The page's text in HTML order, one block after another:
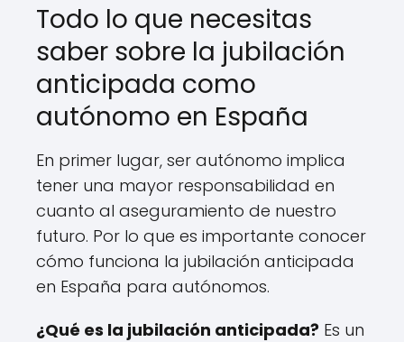
Todo lo que necesitas
saber sobre la jubilación
anticipada como
autónomo en España
En primer lugar, ser autónomo implica
tener una mayor responsabilidad en
cuanto al aseguramiento de nuestro
futuro. Por lo que es importante conocer
cómo funciona la jubilación anticipada
en España para autónomos.
¿Qué es la jubilación anticipada? Es un